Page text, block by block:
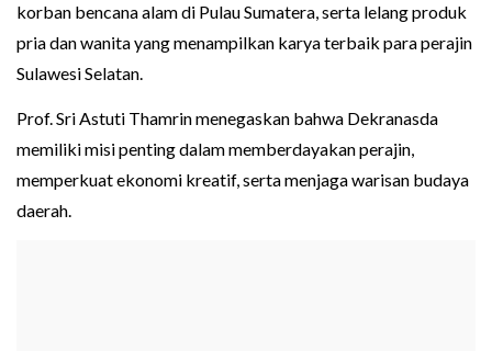
korban bencana alam di Pulau Sumatera, serta lelang produk
pria dan wanita yang menampilkan karya terbaik para perajin
Sulawesi Selatan.
Prof. Sri Astuti Thamrin menegaskan bahwa Dekranasda
memiliki misi penting dalam memberdayakan perajin,
memperkuat ekonomi kreatif, serta menjaga warisan budaya
daerah.